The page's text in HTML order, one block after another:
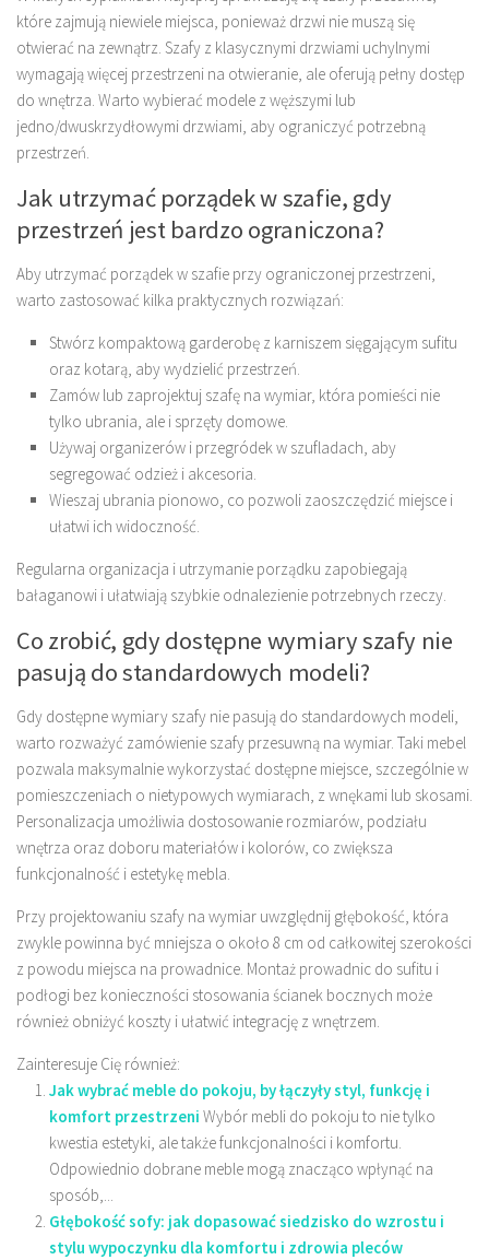
które zajmują niewiele miejsca, ponieważ drzwi nie muszą się
otwierać na zewnątrz. Szafy z klasycznymi drzwiami uchylnymi
wymagają więcej przestrzeni na otwieranie, ale oferują pełny dostęp
do wnętrza. Warto wybierać modele z węższymi lub
jedno/dwuskrzydłowymi drzwiami, aby ograniczyć potrzebną
przestrzeń.
Jak utrzymać porządek w szafie, gdy
przestrzeń jest bardzo ograniczona?
Aby utrzymać porządek w szafie przy ograniczonej przestrzeni,
warto zastosować kilka praktycznych rozwiązań:
Stwórz kompaktową garderobę z karniszem sięgającym sufitu
oraz kotarą, aby wydzielić przestrzeń.
Zamów lub zaprojektuj szafę na wymiar, która pomieści nie
tylko ubrania, ale i sprzęty domowe.
Używaj organizerów i przegródek w szufladach, aby
segregować odzież i akcesoria.
Wieszaj ubrania pionowo, co pozwoli zaoszczędzić miejsce i
ułatwi ich widoczność.
Regularna organizacja i utrzymanie porządku zapobiegają
bałaganowi i ułatwiają szybkie odnalezienie potrzebnych rzeczy.
Co zrobić, gdy dostępne wymiary szafy nie
pasują do standardowych modeli?
Gdy dostępne wymiary szafy nie pasują do standardowych modeli,
warto rozważyć zamówienie szafy przesuwną na wymiar. Taki mebel
pozwala maksymalnie wykorzystać dostępne miejsce, szczególnie w
pomieszczeniach o nietypowych wymiarach, z wnękami lub skosami.
Personalizacja umożliwia dostosowanie rozmiarów, podziału
wnętrza oraz doboru materiałów i kolorów, co zwiększa
funkcjonalność i estetykę mebla.
Przy projektowaniu szafy na wymiar uwzględnij głębokość, która
zwykle powinna być mniejsza o około 8 cm od całkowitej szerokości
z powodu miejsca na prowadnice. Montaż prowadnic do sufitu i
podłogi bez konieczności stosowania ścianek bocznych może
również obniżyć koszty i ułatwić integrację z wnętrzem.
Zainteresuje Cię również:
Jak wybrać meble do pokoju, by łączyły styl, funkcję i
komfort przestrzeni Wybór mebli do pokoju to nie tylko
kwestia estetyki, ale także funkcjonalności i komfortu.
Odpowiednio dobrane meble mogą znacząco wpłynąć na
sposób,...
Głębokość sofy: jak dopasować siedzisko do wzrostu i
stylu wypoczynku dla komfortu i zdrowia pleców